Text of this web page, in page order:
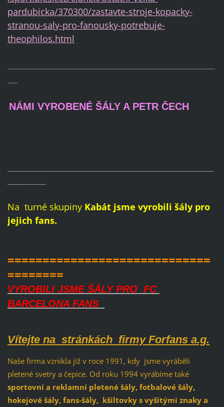
pardubicka/370300/zastavte-stroje-kopacky-
stranou-saly-pro-fanousky-potrebuje-
theophilos.html
NÁMI VYROBENÉ ŠÁLY A PETR ČECH
Na turné skupiny Kabát jsme vyrobili šály pro
jejich fans.
=============================
========
VYROBILI JSME ŠÁLY PRO FC
BARCELONA FANS
Vítejte na stránkách firmy Forfans a.g.
Naše firma vznikla již v roce 1991, kdy jsme vyráběli
pletené svetry a čepice. Od roku 1994 vyrábíme také
sportovní a reklamní pletené šály, fotbalové šály,
hokejové šály, fans-šály, kšiltovky s vyšitými znaky a